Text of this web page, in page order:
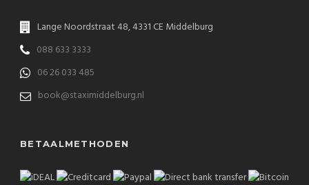
Lange Noordstraat 48, 4331 CE Middelburg
088 633 3333
06 26 033 485
book@staximiddelburg.nl
BETAALMETHODEN